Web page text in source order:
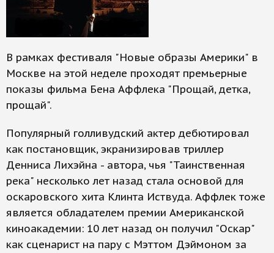
В рамках фестиваля "Новые образы Америки" в
Москве на этой неделе проходят премьерные
показы фильма Бена Аффлека "Прощай, детка,
прощай".
Популярный голливудский актер дебютировал
как постановщик, экранизировав триллер
Денниса Лихэйна - автора, чья "Таинственная
река" несколько лет назад стала основой для
оскаровского хита Клинта Иствуда. Аффлек тоже
является обладателем премии Американской
киноакадемии: 10 лет назад он получил "Оскар"
как сценарист на пару с Мэттом Дэймоном за